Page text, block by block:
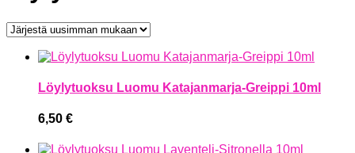
Löylytuoksu Luomu Katajanmarja-Greippi 10ml
6,50 €